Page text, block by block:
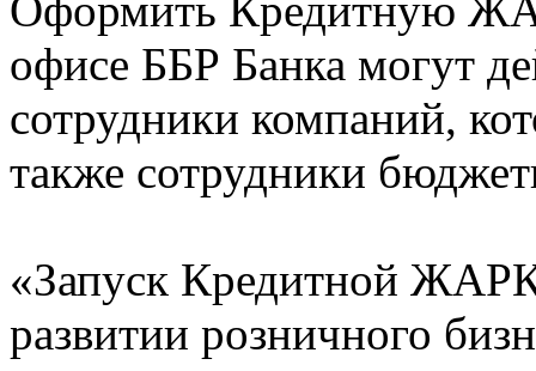
Оформить Кредитную
офисе ББР Банка могут
сотрудники компаний,
также сотрудники
«Запуск Кредитной
развитии розничного